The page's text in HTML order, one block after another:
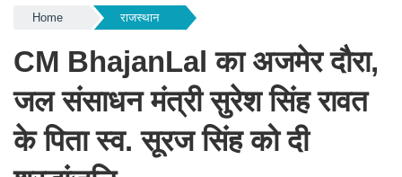
Home राजस्थान
CM BhajanLal का अजमेर दौरा,
जल संसाधन मंत्री सुरेश सिंह रावत
के पिता स्व. सूरज सिंह को दी